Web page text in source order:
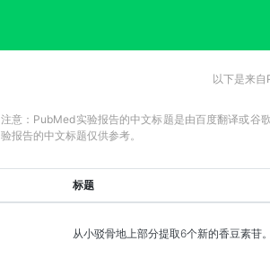
以下是来
注意：PubMed实验报告的中文标题是由百度翻译或谷
验报告的中文标题仅供参考。
标题
从小驳骨地上部分提取6个新的香豆素苷。